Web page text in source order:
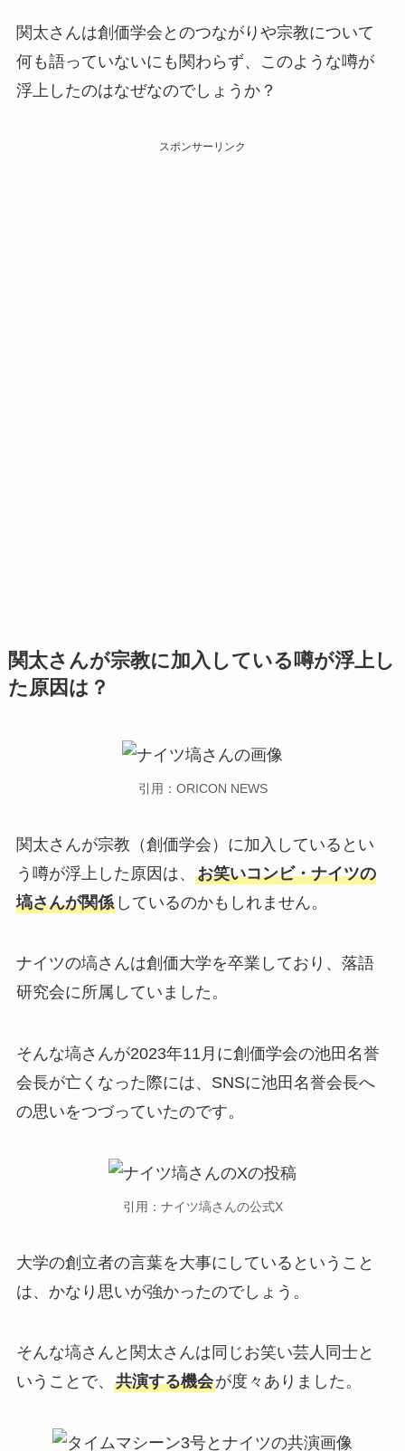
関太さんは創価学会とのつながりや宗教について
何も語っていないにも関わらず、このような噂が
浮上したのはなぜなのでしょうか？
スポンサーリンク
関太さんが宗教に加入している噂が浮上し
た原因は？
引用：ORICON NEWS
関太さんが宗教（創価学会）に加入しているとい
う噂が浮上した原因は、 お笑いコンビ・ナイツの
塙さんが関係しているのかもしれません。
ナイツの塙さんは創価大学を卒業しており、落語
研究会に所属していました。
そんな塙さんが2023年11月に創価学会の池田名誉
会長が亡くなった際には、SNSに池田名誉会長へ
の思いをつづっていたのです。
引用：ナイツ塙さんの公式X
大学の創立者の言葉を大事にしているということ
は、かなり思いが強かったのでしょう。
そんな塙さんと関太さんは同じお笑い芸人同士と
いうことで、 共演する機会が度々ありました。